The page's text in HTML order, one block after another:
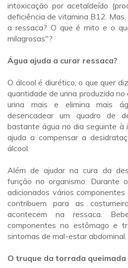
intoxicação por acetaldeído
deficiência de vitamina B12.
a ressaca? O que é mito e o
milagrosas"?
Água ajuda a curar ressaca?
O álcool é diurético, o que quer
quantidade de urina produzida
urina mais e elimina mais
desencadear um quadro de
bastante água no dia seguinte à
ajuda a compensar a
álcool.
Além de ajudar na cura da
função no organismo. Durante
adicionados vários
contribuem para as
acontecem na ressaca.
componentes no estômago e
sintomas de mal-estar abdominal.
O truque da torrada